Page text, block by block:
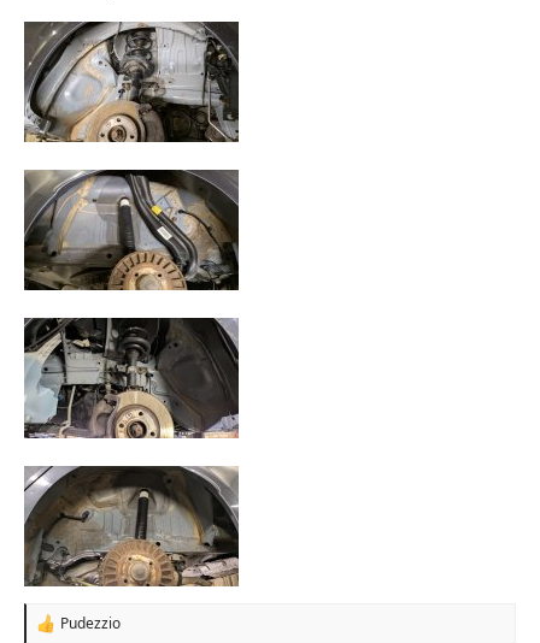
R
Pudezzio